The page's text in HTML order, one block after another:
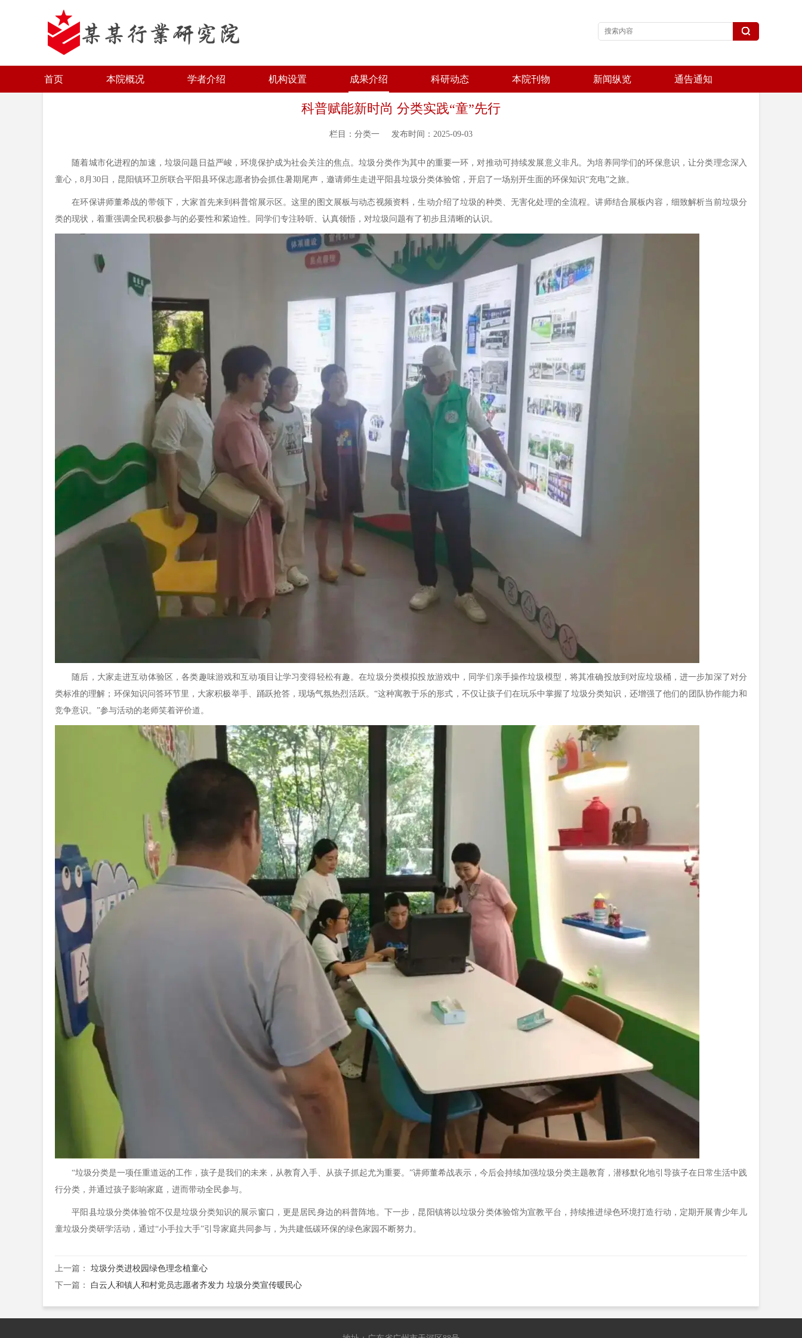
首页 本院概况 学者介绍 机构设置 成果介绍 科研动态 本院刊物 新闻纵览 通告通知
科普赋能新时尚 分类实践“童”先行
栏目：分类一 发布时间：2025-09-03
随着城市化进程的加速，垃圾问题日益严峻，环境保护成为社会关注的焦点。垃圾分类作为其中的重要一环，对推动可持续发展意义非凡。为培养同学们的环保意识，让分类理念深入
童心，8月30日，昆阳镇环卫所联合平阳县环保志愿者协会抓住暑期尾声，邀请师生走进平阳县垃圾分类体验馆，开启了一场别开生面的环保知识“充电”之旅。
在环保讲师董希战的带领下，大家首先来到科普馆展示区。这里的图文展板与动态视频资料，生动介绍了垃圾的种类、无害化处理的全流程。讲师结合展板内容，细致解析当前垃圾分
类的现状，着重强调全民积极参与的必要性和紧迫性。同学们专注聆听、认真领悟，对垃圾问题有了初步且清晰的认识。
随后，大家走进互动体验区，各类趣味游戏和互动项目让学习变得轻松有趣。在垃圾分类模拟投放游戏中，同学们亲手操作垃圾模型，将其准确投放到对应垃圾桶，进一步加深了对分
类标准的理解；环保知识问答环节里，大家积极举手、踊跃抢答，现场气氛热烈活跃。“这种寓教于乐的形式，不仅让孩子们在玩乐中掌握了垃圾分类知识，还增强了他们的团队协作能力和
竞争意识。”参与活动的老师笑着评价道。
“垃圾分类是一项任重道远的工作，孩子是我们的未来，从教育入手、从孩子抓起尤为重要。”讲师董希战表示，今后会持续加强垃圾分类主题教育，潜移默化地引导孩子在日常生活中践
行分类，并通过孩子影响家庭，进而带动全民参与。
平阳县垃圾分类体验馆不仅是垃圾分类知识的展示窗口，更是居民身边的科普阵地。下一步，昆阳镇将以垃圾分类体验馆为宣教平台，持续推进绿色环境打造行动，定期开展青少年儿
童垃圾分类研学活动，通过“小手拉大手”引导家庭共同参与，为共建低碳环保的绿色家园不断努力。
上一篇： 垃圾分类进校园绿色理念植童心
下一篇： 白云人和镇人和村党员志愿者齐发力 垃圾分类宣传暖民心